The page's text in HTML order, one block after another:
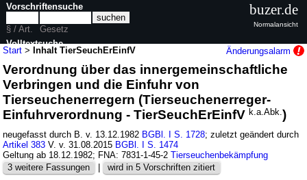
Start >Inhalt TierSeuchErEinfV Änderungsalarm
Verordnung über das innergemeinschaftliche
Verbringen und die Einfuhr von
Tierseuchenerregern (Tierseuchenerreger-
Einfuhrverordnung - TierSeuchErEinfVk.a.Abk.)
neugefasst durch B. v. 13.12.1982 BGBl. I S. 1728; zuletzt geändert durch
Artikel 383 V. v. 31.08.2015 BGBl. I S. 1474
Geltung ab 18.12.1982; FNA: 7831-1-45-2Tierseuchenbekämpfung
3 weitere Fassungen
| wird in 5 Vorschriften zitiert
Vorschriftensuche
§ / Art.
Gesetz
Volltextsuche
nur in TierSeuchErEinfV
buzer.de
Normalansicht